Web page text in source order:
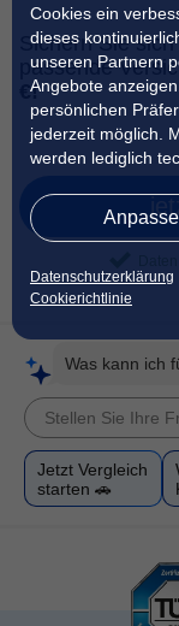
Cookies ein
dieses
unseren Partnern
Angebote
persönlichen
jederzeit möglich.
werden lediglich
Datenschutzerklärung
Cookierichtlinie
Sichern Sie
passende
€!
Was kann ich
Jetzt Vergleich
starten 🚗